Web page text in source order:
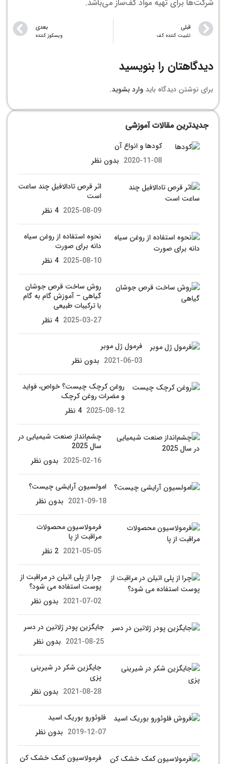
شرکت‌ها برای تهیه مواد کف‌ساز می‌باشد.
قبلی
تثبیت کننده کف
بعدی
ویسکوز کننده
دیدگاهتان را بنویسید
برای نوشتن دیدگاه باید وارد بشوید.
جدیدترین مقالات آموزشی
کودها و انواع آن
2020-11-08 بدون نظر
اثر قرص تادالافیل چند ساعت
است
2025-08-09 4 نظر
نحوه استفاده از روغن سیاه
دانه برای صورت
2025-08-10 4 نظر
روش ساخت قرص جوشان
گیاهی – آموزش گام به گام
با ترکیبات طبیعی
2025-03-27 4 نظر
فرمول ژل موبر
2021-06-03 بدون نظر
روغن کرچک چیست؟ خواص، فواید
و مضرات روغن کرچک
2025-08-12 4 نظر
چشم‌انداز صنعت شیمیایی در
سال 2025
2025-02-16 بدون نظر
امولسیون آرایشی چیست؟
2021-09-18 بدون نظر
فرمولاسیون محصولات
مراقبت از پا
2021-05-05 2 نظر
چرا از پلی اتیلن در مراقبت از
پوست استفاده می شود؟
2021-07-02 بدون نظر
جایگزین پودر ژلاتین در دسر
2021-08-25 بدون نظر
جایگزین شکر در شیرینی
پزی
2021-08-28 بدون نظر
فلوئورو بوریک اسید
2019-12-07 بدون نظر
فرمولاسیون کمک خشک کن